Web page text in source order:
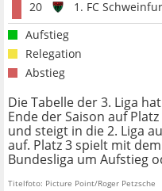
20 1. FC
Aufstieg
Relegation
Abstieg
Die Tabelle der 3. Liga
Ende der Saison auf
und steigt in die 2. Liga
auf. Platz 3 spielt mit
Bundesliga um Aufstieg
Titelfoto: Picture Point/Roger Petzsche